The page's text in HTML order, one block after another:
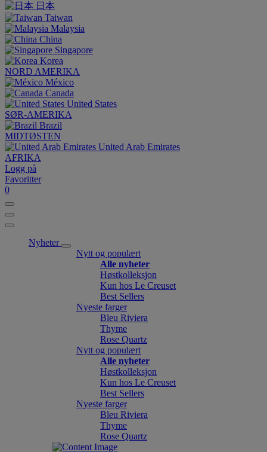
日本
Taiwan
Malaysia
China
Singapore
Korea
NORD AMERIKA
México
Canada
United States
SØR-AMERIKA
Brazil
MIDTØSTEN
United Arab Emirates
AFRIKA
Logg på
Favoritter
0
Nyheter
Nytt og populært
Alle nyheter
Høstkolleksjon
Kun hos Le Creuset
Best Sellers
Nyeste farger
Bleu Riviera
Thyme
Rose Quartz
Nytt og populært
Alle nyheter
Høstkolleksjon
Kun hos Le Creuset
Best Sellers
Nyeste farger
Bleu Riviera
Thyme
Rose Quartz